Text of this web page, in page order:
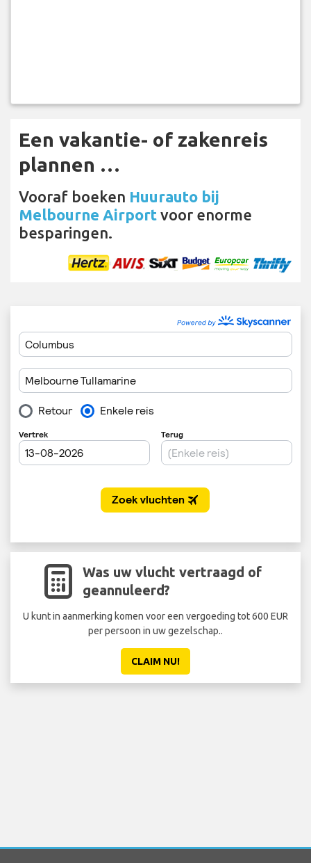
Een vakantie- of zakenreis
plannen …
Vooraf boeken Huurauto bij
Melbourne Airport voor enorme
besparingen.
Was uw vlucht vertraagd of
geannuleerd?
U kunt in aanmerking komen voor een vergoeding tot 600 EUR
per persoon in uw gezelschap..
CLAIM NU!